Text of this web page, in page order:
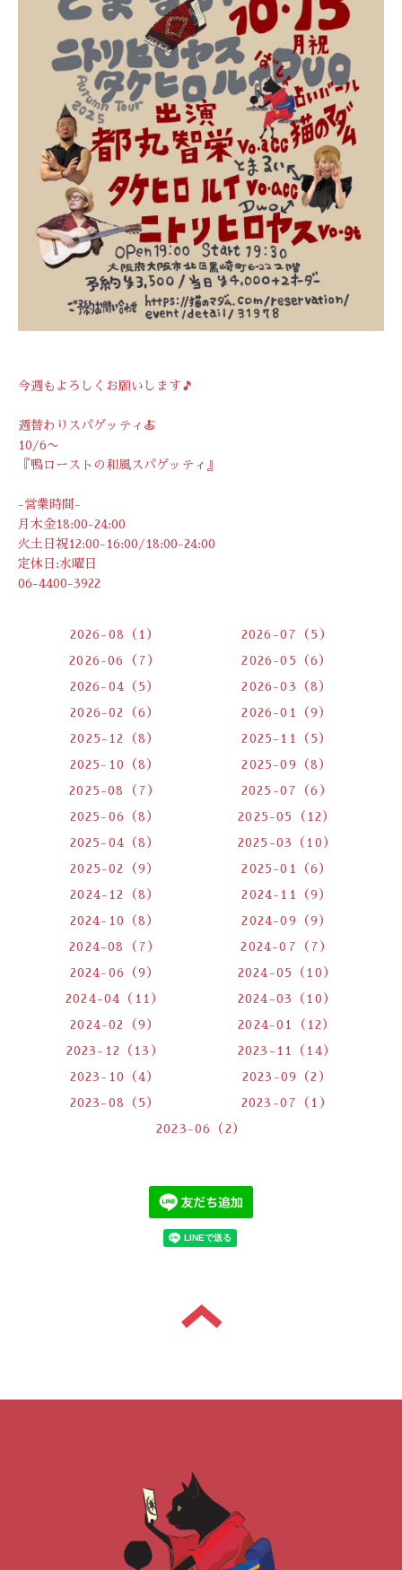
今週もよろしくお願いします🎵
週替わりスパゲッティ🍝
10/6〜
『鴨ローストの和風スパゲッティ』
-営業時間-
月木金18:00-24:00
火土日祝12:00-16:00/18:00-24:00
定休日:水曜日
06-4400-3922
2026-08（1） 2026-07（5）
2026-06（7） 2026-05（6）
2026-04（5） 2026-03（8）
2026-02（6） 2026-01（9）
2025-12（8） 2025-11（5）
2025-10（8） 2025-09（8）
2025-08（7） 2025-07（6）
2025-06（8） 2025-05（12）
2025-04（8） 2025-03（10）
2025-02（9） 2025-01（6）
2024-12（8） 2024-11（9）
2024-10（8） 2024-09（9）
2024-08（7） 2024-07（7）
2024-06（9） 2024-05（10）
2024-04（11） 2024-03（10）
2024-02（9） 2024-01（12）
2023-12（13） 2023-11（14）
2023-10（4） 2023-09（2）
2023-08（5） 2023-07（1）
2023-06（2）